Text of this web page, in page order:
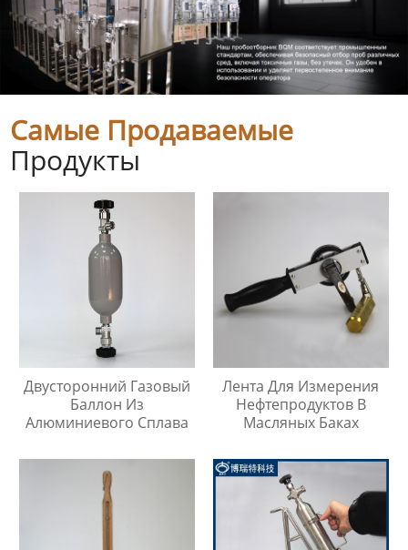
Самые Продаваемые
Продукты
Двусторонний Газовый
Баллон Из
Алюминиевого Сплава
Лента Для Измерения
Нефтепродуктов В
Масляных Баках